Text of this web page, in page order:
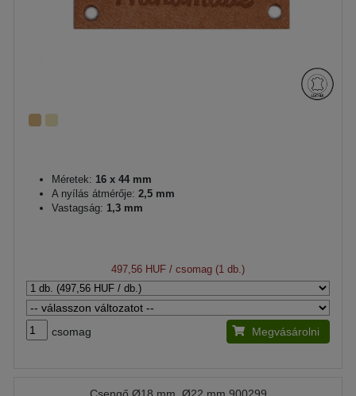
Méretek: 16 x 44 mm
A nyílás átmérője: 2,5 mm
Vastagság: 1,3 mm
497,56 HUF / csomag (1 db.)
csomag Megvásárolni
Csengő Ø18 mm, Ø22 mm 900299